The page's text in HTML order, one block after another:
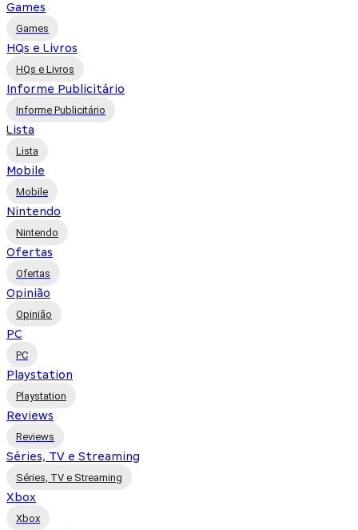
Games
Games
HQs e Livros
HQs e Livros
Informe Publicitário
Informe Publicitário
Lista
Lista
Mobile
Mobile
Nintendo
Nintendo
Ofertas
Ofertas
Opinião
Opinião
PC
PC
Playstation
Playstation
Reviews
Reviews
Séries, TV e Streaming
Séries, TV e Streaming
Xbox
Xbox